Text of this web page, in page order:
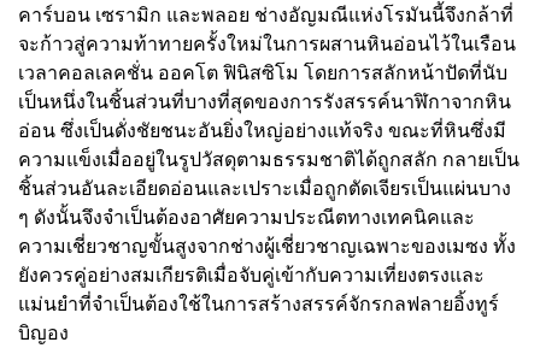
คาร์บอน เซรามิก และพลอย ช่างอัญมณีแห่งโรมันนี้จึงกล้าที่
จะก้าวสู่ความท้าทายครั้งใหม่ในการผสานหินอ่อนไว้ในเรือน
เวลาคอลเลคชั่น ออคโต ฟินิสซิโม โดยการสลักหน้าปัดที่นับ
เป็นหนึ่งในชิ้นส่วนที่บางที่สุดของการรังสรรค์นาฬิกาจากหิน
อ่อน ซึ่งเป็นดั่งชัยชนะอันยิ่งใหญ่อย่างแท้จริง ขณะที่หินซึ่งมี
ความแข็งเมื่ออยู่ในรูปวัสดุตามธรรมชาติได้ถูกสลัก กลายเป็น
ชิ้นส่วนอันละเอียดอ่อนและเปราะเมื่อถูกตัดเจียรเป็นแผ่นบาง
ๆ ดังนั้นจึงจำเป็นต้องอาศัยความประณีตทางเทคนิคและ
ความเชี่ยวชาญขั้นสูงจากช่างผู้เชี่ยวชาญเฉพาะของเมซง ทั้ง
ยังควรคู่อย่างสมเกียรติเมื่อจับคู่เข้ากับความเที่ยงตรงและ
แม่นยำที่จำเป็นต้องใช้ในการสร้างสรรค์จักรกลฟลายอิ้งทูร์
บิญอง